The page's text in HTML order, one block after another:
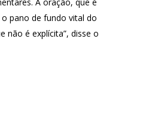
pano de fundo vital do
não é explícita”, disse o